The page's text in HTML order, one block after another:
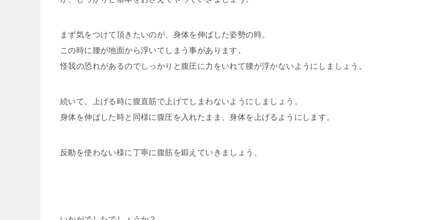
まず気をつけて頂きたいのが、身体を伸ばした姿勢の時。
この時に腰が地面から浮いてしまう事があります。
怪我の恐れがあるのでしっかりと腹圧に力をいれて腰が浮かないようにしましょう。
続いて、上げる時に腹直筋で上げてしまわないようにしましょう。
身体を伸ばした時と同様に腹圧を入れたまま、身体を上げるようにします。
反動を使わない様に丁寧に腹筋を鍛えていきましょう。